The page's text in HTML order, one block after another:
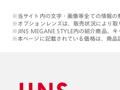
※当サイト内の文字・画像等全ての情報の
※オプションレンズは、販売状況により取
※JINS MEGANE STYLE内の紹介商品、キ
※本ページに記載されている価格は、商品